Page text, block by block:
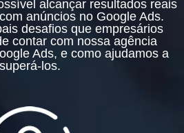
alcançar resultados reais
anúncios no Google Ads.
desafios que empresários
contar com nossa agência
Ads, e como ajudamos a
superá-los.